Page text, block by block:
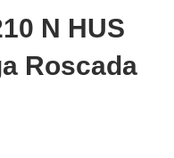
N HUS
Roscada